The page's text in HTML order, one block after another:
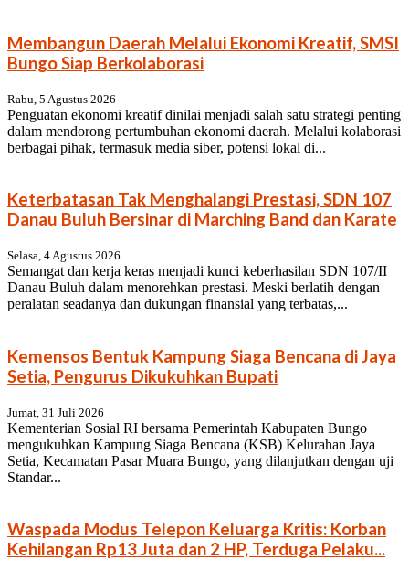
Membangun Daerah Melalui Ekonomi Kreatif, SMSI
Bungo Siap Berkolaborasi
Rabu, 5 Agustus 2026
Penguatan ekonomi kreatif dinilai menjadi salah satu strategi penting
dalam mendorong pertumbuhan ekonomi daerah. Melalui kolaborasi
berbagai pihak, termasuk media siber, potensi lokal di...
Keterbatasan Tak Menghalangi Prestasi, SDN 107
Danau Buluh Bersinar di Marching Band dan Karate
Selasa, 4 Agustus 2026
Semangat dan kerja keras menjadi kunci keberhasilan SDN 107/II
Danau Buluh dalam menorehkan prestasi. Meski berlatih dengan
peralatan seadanya dan dukungan finansial yang terbatas,...
Kemensos Bentuk Kampung Siaga Bencana di Jaya
Setia, Pengurus Dikukuhkan Bupati
Jumat, 31 Juli 2026
Kementerian Sosial RI bersama Pemerintah Kabupaten Bungo
mengukuhkan Kampung Siaga Bencana (KSB) Kelurahan Jaya
Setia, Kecamatan Pasar Muara Bungo, yang dilanjutkan dengan uji
Standar...
Waspada Modus Telepon Keluarga Kritis: Korban
Kehilangan Rp13 Juta dan 2 HP, Terduga Pelaku...